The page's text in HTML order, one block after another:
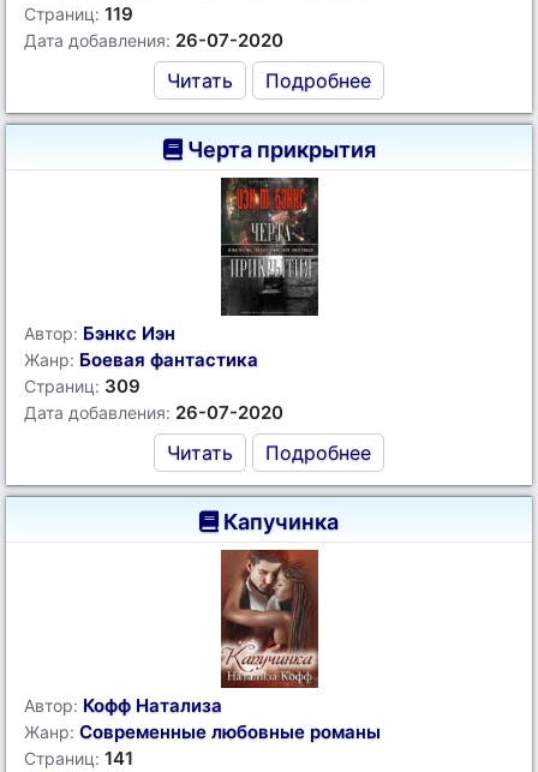
Страниц: 119
Дата добавления: 26-07-2020
Читать Подробнее
Черта прикрытия
Автор: Бэнкс Иэн
Жанр: Боевая фантастика
Страниц: 309
Дата добавления: 26-07-2020
Читать Подробнее
Капучинка
Автор: Кофф Натализа
Жанр: Современные любовные романы
Страниц: 141